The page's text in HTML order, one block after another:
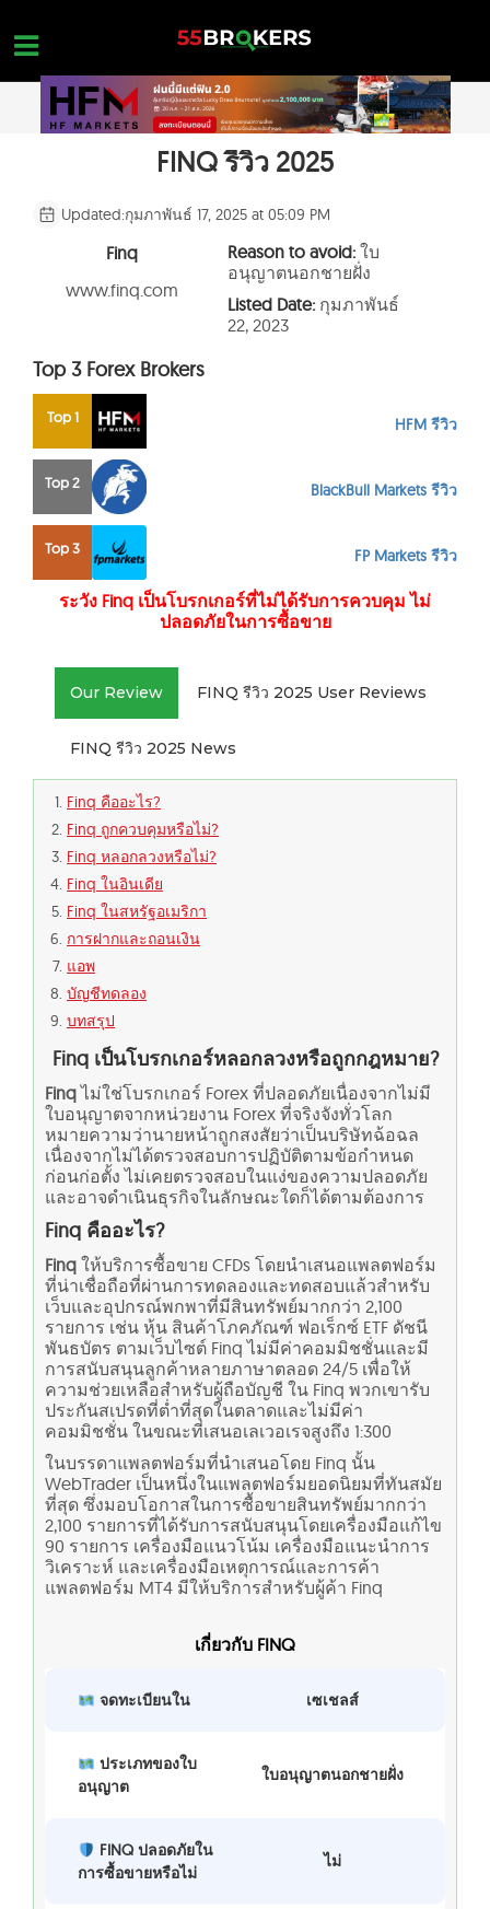
content
โบรกเกอร์ที่อยู่ในบัญชีดำ
การศึกษา FOREX
ติดต่อสอบถาม
FINQ รีวิว 2025
Updated:กุมภาพันธ์ 17, 2025 at 05:09 PM
Finq
www.finq.com
Reason to avoid:ใบ
อนุญาตนอกชายฝั่ง
Listed Date:กุมภาพันธ์
22, 2023
Top 3 Forex Brokers
Top 1 HFM รีวิว
Top 2 BlackBull Markets รีวิว
Top 3 FP Markets รีวิว
ระวัง Finq เป็นโบรกเกอร์ที่ไม่ได้รับการควบคุม ไม่
ปลอดภัยในการซื้อขาย
Our Review FINQ รีวิว 2025 User Reviews
FINQ รีวิว 2025 News
Finq คืออะไร?
Finq ถูกควบคุมหรือไม่?
Finq หลอกลวงหรือไม่?
Finq ในอินเดีย
Finq ในสหรัฐอเมริกา
การฝากและถอนเงิน
แอพ
บัญชีทดลอง
บทสรุป
Finq เป็นโบรกเกอร์หลอกลวงหรือถูกกฎหมาย?
Finqไม่ใช่โบรกเกอร์ Forex ที่ปลอดภัยเนื่องจากไม่มี
ใบอนุญาตจากหน่วยงาน Forex ที่จริงจังทั่วโลก
หมายความว่านายหน้าถูกสงสัยว่าเป็นบริษัทฉ้อฉล
เนื่องจากไม่ได้ตรวจสอบการปฏิบัติตามข้อกำหนด
ก่อนก่อตั้ง ไม่เคยตรวจสอบในแง่ของความปลอดภัย
และอาจดำเนินธุรกิจในลักษณะใดก็ได้ตามต้องการ
Finq คืออะไร?
Finq ให้บริการซื้อขาย CFDs โดยนำเสนอแพลตฟอร์ม
ที่น่าเชื่อถือที่ผ่านการทดลองและทดสอบแล้วสำหรับ
เว็บและอุปกรณ์พกพาที่มีสินทรัพย์มากกว่า 2,100
รายการ เช่น หุ้น สินค้าโภคภัณฑ์ ฟอเร็กซ์ ETF ดัชนี
พันธบัตร ตามเว็บไซต์ Finq ไม่มีค่าคอมมิชชั่นและมี
การสนับสนุนลูกค้าหลายภาษาตลอด 24/5 เพื่อให้
ความช่วยเหลือสำหรับผู้ถือบัญชี ใน Finq พวกเขารับ
ประกันสเปรดที่ต่ำที่สุดในตลาดและไม่มีค่า
คอมมิชชั่น ในขณะที่เสนอเลเวอเรจสูงถึง 1:300
ในบรรดาแพลตฟอร์มที่นำเสนอโดย Finq นั้น
WebTrader เป็นหนึ่งในแพลตฟอร์มยอดนิยมที่ทันสมัย
ที่สุด ซึ่งมอบโอกาสในการซื้อขายสินทรัพย์มากกว่า
2,100 รายการที่ได้รับการสนับสนุนโดยเครื่องมือแก้ไข
90 รายการ เครื่องมือแนวโน้ม เครื่องมือแนะนำการ
วิเคราะห์ และเครื่องมือเหตุการณ์และการค้า
แพลตฟอร์ม MT4 มีให้บริการสำหรับผู้ค้า Finq
เกี่ยวกับ FINQ
จดทะเบียนใน เซเชลส์
ประเภทของใบ
อนุญาต
ใบอนุญาตนอกชายฝั่ง
FINQ ปลอดภัยใน
การซื้อขายหรือไม่
ไม่